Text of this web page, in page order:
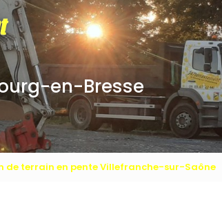
en-Bresse
de terrain en pente Villefranche-sur-Saône